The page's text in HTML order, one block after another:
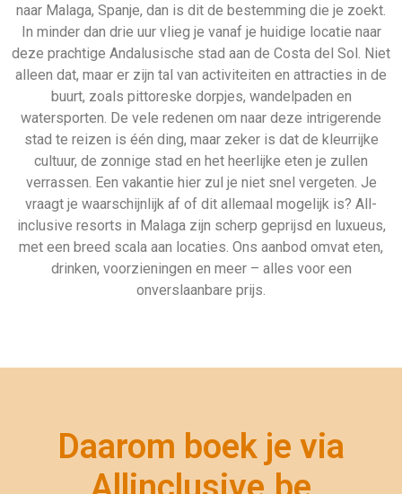
naar Malaga, Spanje, dan is dit de bestemming die je zoekt.
In minder dan drie uur vlieg je vanaf je huidige locatie naar
deze prachtige Andalusische stad aan de Costa del Sol. Niet
alleen dat, maar er zijn tal van activiteiten en attracties in de
buurt, zoals pittoreske dorpjes, wandelpaden en
watersporten. De vele redenen om naar deze intrigerende
stad te reizen is één ding, maar zeker is dat de kleurrijke
cultuur, de zonnige stad en het heerlijke eten je zullen
verrassen. Een vakantie hier zul je niet snel vergeten. Je
vraagt je waarschijnlijk af of dit allemaal mogelijk is? All-
inclusive resorts in Malaga zijn scherp geprijsd en luxueus,
met een breed scala aan locaties. Ons aanbod omvat eten,
drinken, voorzieningen en meer – alles voor een
onverslaanbare prijs.
Daarom boek je via